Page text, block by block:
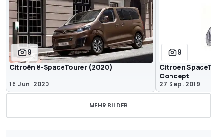
9
Citroën ë-SpaceTourer (2020)
15 Jun. 2020
9
Citroen
Concept
27 Sep. 2019
MEHR BILDER